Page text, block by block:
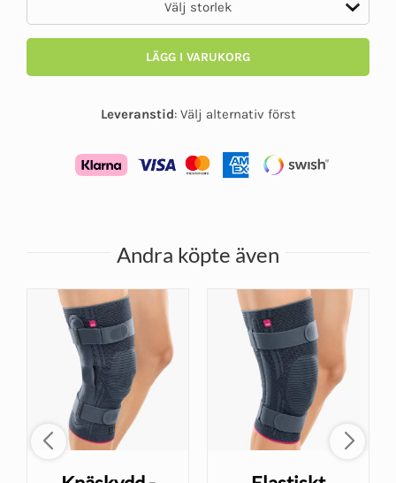
LÄGG I VARUKORG
Leveranstid: Välj alternativ först
Andra köpte även